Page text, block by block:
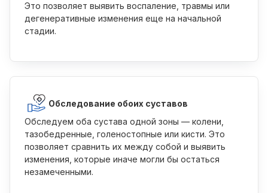
Это позволяет выявить воспаление, травмы или
дегенеративные изменения еще на начальной
стадии.
Обследование обоих суставов
Обследуем оба сустава одной зоны — колени,
тазобедренные, голеностопные или кисти. Это
позволяет сравнить их между собой и выявить
изменения, которые иначе могли бы остаться
незамеченными.